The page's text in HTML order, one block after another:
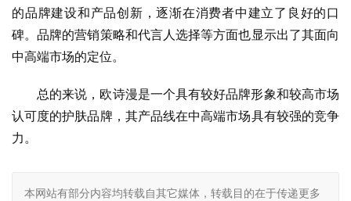
的品牌建设和产品创新，逐渐在消费者中建立了良好的口
碑。品牌的营销策略和代言人选择等方面也显示出了其面向
中高端市场的定位。
总的来说，欧诗漫是一个具有较好品牌形象和较高市场
认可度的护肤品牌，其产品线在中高端市场具有较强的竞争
力。
本网站有部分内容均转载自其它媒体，转载目的在于传递更多